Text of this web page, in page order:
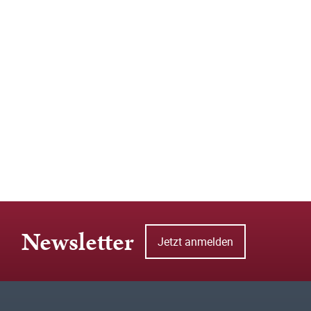
Newsletter Jetzt anmelden